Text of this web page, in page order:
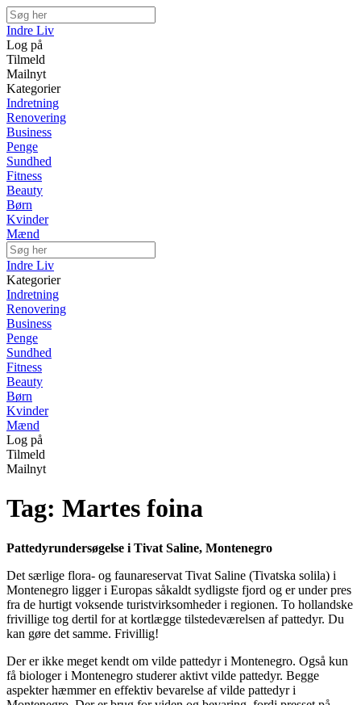
Indre Liv
Log på
Tilmeld
Mailnyt
Kategorier
Indretning
Renovering
Business
Penge
Sundhed
Fitness
Beauty
Børn
Kvinder
Mænd
Indre Liv
Kategorier
Indretning
Renovering
Business
Penge
Sundhed
Fitness
Beauty
Børn
Kvinder
Mænd
Log på
Tilmeld
Mailnyt
Tag: Martes foina
Pattedyrundersøgelse i Tivat Saline, Montenegro
Det særlige flora- og faunareservat Tivat Saline (Tivatska solila) i
Montenegro ligger i Europas såkaldt sydligste fjord og er under pres
fra de hurtigt voksende turistvirksomheder i regionen. To hollandske
frivillige tog dertil for at kortlægge tilstedeværelsen af pattedyr. Du
kan gøre det samme. Frivillig!
Der er ikke meget kendt om vilde pattedyr i Montenegro. Også kun
få biologer i Montenegro studerer aktivt vilde pattedyr. Begge
aspekter hæmmer en effektiv bevarelse af vilde pattedyr i